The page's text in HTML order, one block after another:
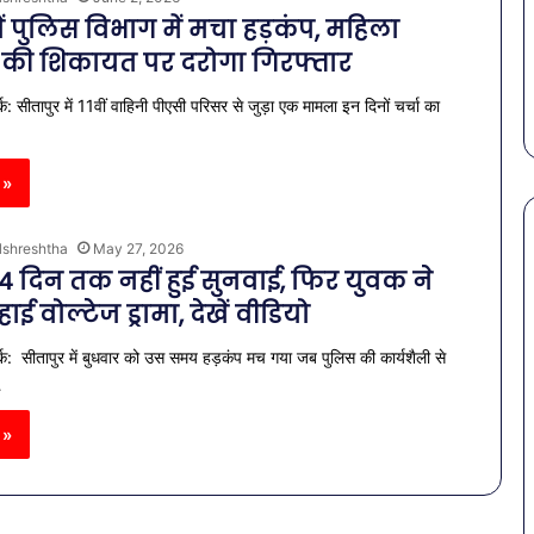
पुलिस विभाग में मचा हड़कंप, महिला
शिकायत पर दरोगा गिरफ्तार
सीतापुर में 11वीं वाहिनी पीएसी परिसर से जुड़ा एक मामला इन दिनों चर्चा का
May 27, 2026
दिन तक नहीं हुई सुनवाई, फिर युवक ने
वोल्टेज ड्रामा, देखें वीडियो
सीतापुर में बुधवार को उस समय हड़कंप मच गया जब पुलिस की कार्यशैली से
की पहल: SAS
की पहली
का बड़ा
गर्मियों
डाइट
में
March 30, 2026
पेट की समस्याओं से बचना है?
गर्मियों में डाइट में शामिल करें ये 7
सब्जियां